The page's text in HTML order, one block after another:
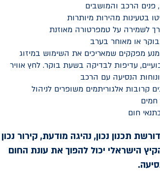
פנים הרכב והמושבים
בטעינות מהירות מיותרות
לשמירה על טמפרטורה מאוזנת
או מאוחר בערב
מפקקים שמאריכים את השימוש במיזוג
עדיפות לבדיקה בשעת בוקר. לחץ אוויר
הנסיעה עם הרכב
קרובות אלגוריתמים משופרים לניהול
חמים
חום
תכנון נכון, נהיגה מודעת, קירור נכון
הישראלי יכול להפוך את עונת החום